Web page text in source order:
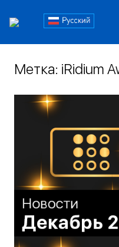
содержимому
Блог
Метка: iRidium